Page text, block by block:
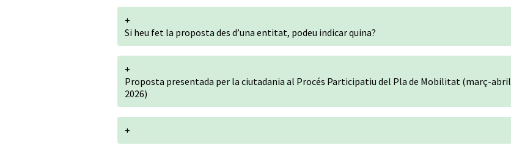
+
Si heu fet la proposta des d’una entitat, podeu indicar quina?
+
Proposta presentada per la ciutadania al Procés Participatiu del Pla de Mobilitat (març-abril
2026)
+